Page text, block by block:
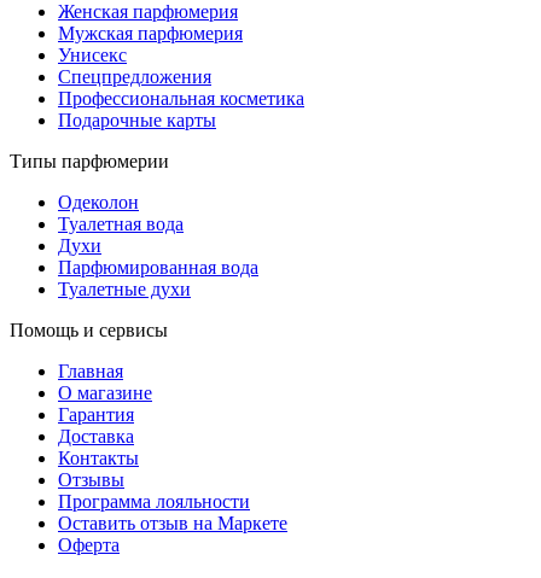
Женская парфюмерия
Мужская парфюмерия
Унисекс
Спецпредложения
Профессиональная косметика
Подарочные карты
Типы парфюмерии
Одеколон
Туалетная вода
Духи
Парфюмированная вода
Туалетные духи
Помощь и сервисы
Главная
О магазине
Гарантия
Доставка
Контакты
Отзывы
Программа лояльности
Оставить отзыв на Маркете
Оферта